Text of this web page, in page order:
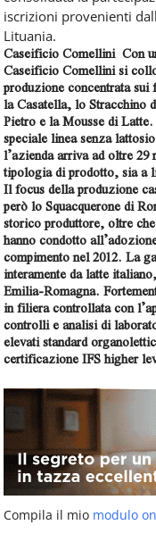
iscrizioni provenienti
Lituania.
Caseificio Comellini Con
Caseificio Comellini si
produzione concentrata
la Casatella, lo Stracchino
Pietro e la Mousse di
speciale linea senza
l’azienda arriva ad oltre
tipologia di prodotto, sia a
Il focus della produzione
però lo Squacquerone di
storico produttore, oltre
hanno condotto
compimento nel 2012. La
interamente da latte
Emilia-Romagna.
in filiera controllata con
controlli e analisi di
elevati standard
certificazione IFS higher
Compila il mio modulo